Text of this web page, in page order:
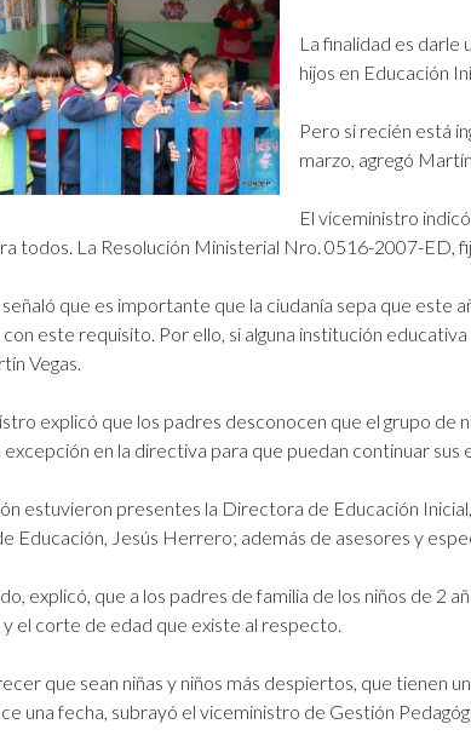
La finalidad es darle
hijos en Educación
Pero si recién está
marzo, agregó
El viceministro
todos. La Resolución Ministerial Nro. 0516-2007-ED,
que es importante que la ciudanía sepa que este
este requisito. Por ello, si alguna institución
Vegas.
explicó que los padres desconocen que el grupo de
excepción en la directiva para que puedan continuar sus
estuvieron presentes la Directora de Educación
Educación, Jesús Herrero; además de asesores y
explicó, que a los padres de familia de los niños de 2
el corte de edad que existe al respecto.
que sean niñas y niños más despiertos, que tienen
una fecha, subrayó el viceministro de Gestión